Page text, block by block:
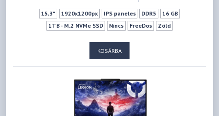
15,3" 1920x1200px IPS paneles DDR5
16 GB
1TB - M.2 NVMe SSD
Nincs FreeDos Zöld
KOSÁRBA